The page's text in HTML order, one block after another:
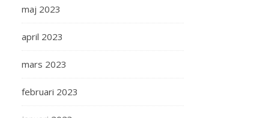
maj 2023
april 2023
mars 2023
februari 2023